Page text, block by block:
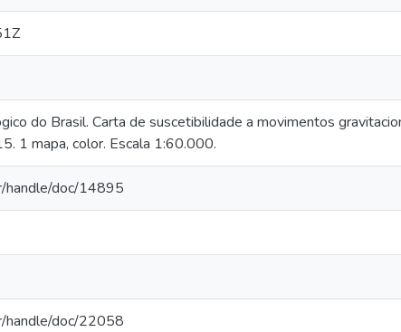
do Brasil. Carta de suscetibilidade a movimentos
1 mapa, color. Escala 1:60.000.
handle/doc/14895
handle/doc/22058